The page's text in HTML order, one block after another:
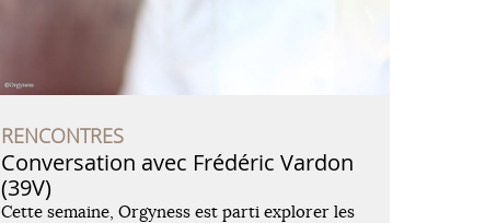
RENCONTRES
Conversation avec Frédéric Vardon
(39V)
Cette semaine, Orgyness est parti explorer les